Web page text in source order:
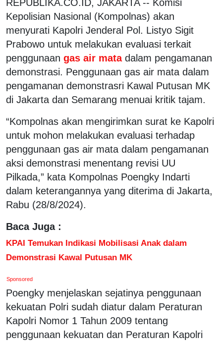
REPUBLIKA.CO.ID, JAKARTA -- Komisi
Kepolisian Nasional (Kompolnas) akan
menyurati Kapolri Jenderal Pol. Listyo Sigit
Prabowo untuk melakukan evaluasi terkait
penggunaan gas air mata dalam pengamanan
demonstrasi. Penggunaan gas air mata dalam
pengamanan demonstrasri Kawal Putusan MK
di Jakarta dan Semarang menuai kritik tajam.
“Kompolnas akan mengirimkan surat ke Kapolri
untuk mohon melakukan evaluasi terhadap
penggunaan gas air mata dalam pengamanan
aksi demonstrasi menentang revisi UU
Pilkada,” kata Kompolnas Poengky Indarti
dalam keterangannya yang diterima di Jakarta,
Rabu (28/8/2024).
Baca Juga :
KPAI Temukan Indikasi Mobilisasi Anak dalam
Demonstrasi Kawal Putusan MK
Sponsored
Poengky menjelaskan sejatinya penggunaan
kekuatan Polri sudah diatur dalam Peraturan
Kapolri Nomor 1 Tahun 2009 tentang
penggunaan kekuatan dan Peraturan Kapolri